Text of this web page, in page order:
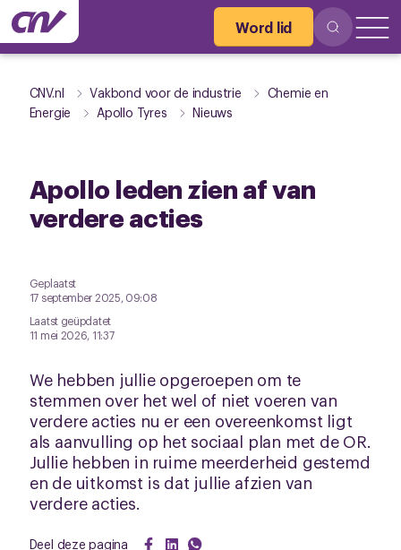
Word lid
CNV.nl Vakbond voor de industrie
Chemie en
Energie
Apollo Tyres Nieuws
Apollo leden zien af van
verdere acties
Geplaatst
17 september 2025, 09:08
Laatst geüpdatet
11 mei 2026, 11:37
We hebben jullie opgeroepen om te
stemmen over het wel of niet voeren van
verdere acties nu er een overeenkomst ligt
als aanvulling op het sociaal plan met de OR.
Jullie hebben in ruime meerderheid gestemd
en de uitkomst is dat jullie afzien van
verdere acties.
Deel deze pagina